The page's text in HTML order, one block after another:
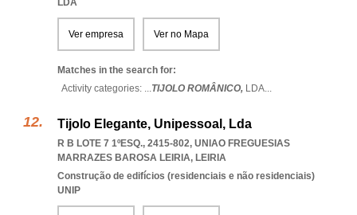
LDA
Ver empresa Ver no Mapa
Matches in the search for:
Activity categories: ...TIJOLO ROMÂNICO, LDA...
Tijolo Elegante, Unipessoal, Lda
R B LOTE 7 1ºESQ., 2415-802, UNIAO FREGUESIAS
MARRAZES BAROSA LEIRIA, LEIRIA
Construção de edifícios (residenciais e não residenciais)
UNIP